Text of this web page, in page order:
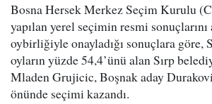
Bosna Hersek Merkez Seçim Kurulu
yapılan yerel seçimin resmi sonuçlarını
oybirliğiyle onayladığı sonuçlara göre,
oyların yüzde 54,4’ünü alan Sırp
Mladen Grujicic, Boşnak aday
önünde seçimi kazandı.